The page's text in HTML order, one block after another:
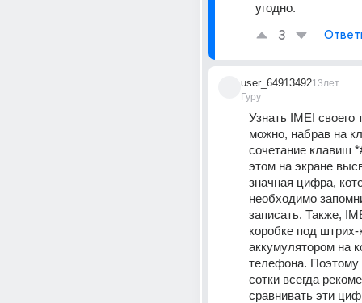
угодно.
3
user_64913492
Гуру
13лет
Узнать IMEI своего
можно, набрав на
сочетание клавиш
этом на экране
значная цифра,
необходимо
записать. Также,
коробке под
аккумулятором на
телефона. Поэтому
сотки всегда
сравнивать эти